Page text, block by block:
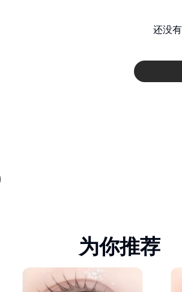
还没
为你推荐